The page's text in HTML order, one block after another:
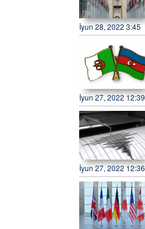
İyun 28, 2022 3:45
İyun 27, 2022 12:39
İyun 27, 2022 12:36